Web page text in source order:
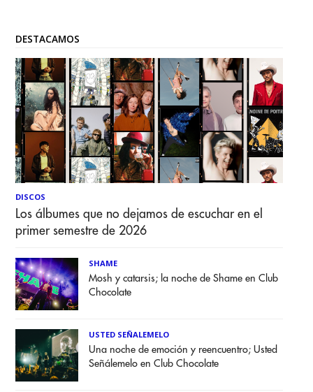
DESTACAMOS
DISCOS
Los álbumes que no dejamos de escuchar en el
primer semestre de 2026
SHAME
Mosh y catarsis; la noche de Shame en Club
Chocolate
USTED SEÑALEMELO
Una noche de emoción y reencuentro; Usted
Señálemelo en Club Chocolate